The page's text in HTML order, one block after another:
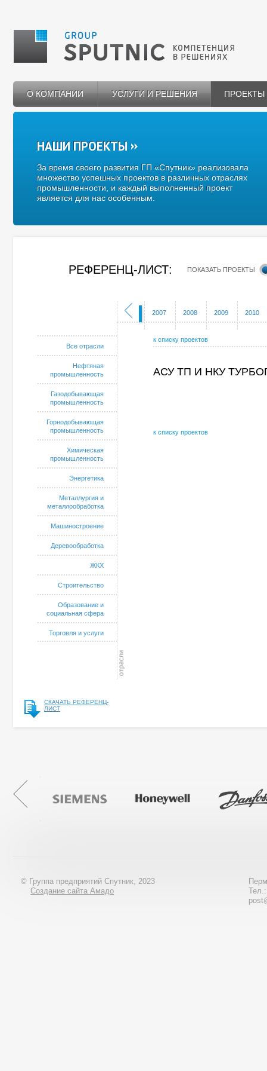
О КОМПАНИИ УСЛУГИ И РЕШЕНИЯ ПРОЕКТЫ
НАШИ ПРОЕКТЫ
За время своего развития ГП «Спутник» реализовала
множество успешных проектов в различных отраслях
промышленности, и каждый выполненный проект
является для нас особенным.
СКАЧАТЬ РЕФЕРЕНЦ-
ЛИСТ
РЕФЕРЕНЦ-ЛИСТ: ПОКАЗАТЬ ПРОЕКТЫ
Все отрасли
Нефтяная
промышленность
Газодобывающая
промышленность
Горнодобывающая
промышленность
Химическая
промышленность
Энергетика
Металлургия и
металлообработка
Машиностроение
Деревообработка
ЖКХ
Строительство
Образование и
социальная сфера
Торговля и услуги
2006 2007 2008 2009 2010
к списку проектов
АСУ ТП И НКУ
к списку проектов
© Группа предприятий Спутник, 2023
Создание сайта Амадо